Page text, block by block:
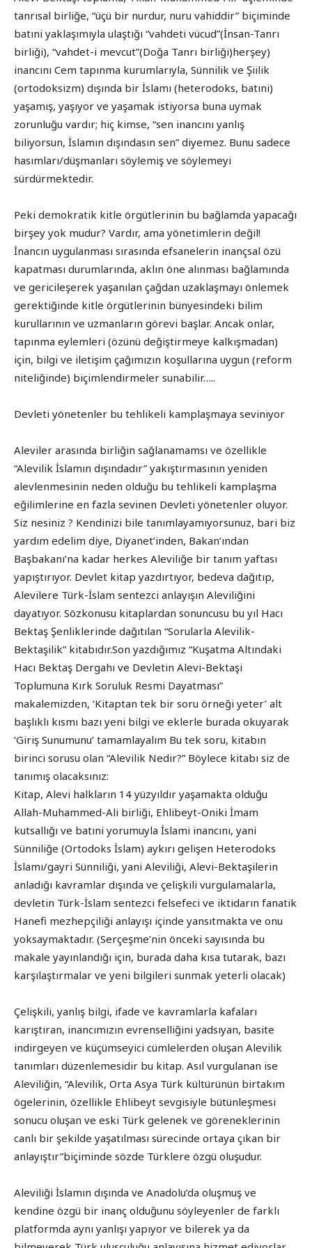
tanrısal birliğe, “üçü bir nurdur, nuru vahiddir” biçiminde
batıni yaklaşımıyla ulaştığı “vahdeti vücud”(İnsan-Tanrı
birliği), “vahdet-i mevcut”(Doğa Tanrı birliği)herşey)
inancını Cem tapınma kurumlarıyla, Sünnilik ve Şiilik
(ortodoksizm) dışında bir İslamı (heterodoks, batıni)
yaşamış, yaşıyor ve yaşamak istiyorsa buna uymak
zorunluğu vardır; hiç kimse, “sen inancını yanlış
biliyorsun, İslamın dışındasın sen” diyemez. Bunu sadece
hasımları/düşmanları söylemiş ve söylemeyi
sürdürmektedir.
Peki demokratik kitle örgütlerinin bu bağlamda yapacağı
birşey yok mudur? Vardır, ama yönetimlerin değil!
İnancın uygulanması sırasında efsanelerin inançsal özü
kapatması durumlarında, aklın öne alınması bağlamında
ve gericileşerek yaşanılan çağdan uzaklaşmayı önlemek
gerektiğinde kitle örgütlerinin bünyesindeki bilim
kurullarının ve uzmanların görevi başlar. Ancak onlar,
tapınma eylemleri (özünü değiştirmeye kalkışmadan)
için, bilgi ve iletişim çağımızın koşullarına uygun (reform
niteliğinde) biçimlendirmeler sunabilir…..
Devleti yönetenler bu tehlikeli kamplaşmaya seviniyor
Aleviler arasında birliğin sağlanamamsı ve özellikle
“Alevilik İslamın dışındadır” yakıştırmasının yeniden
alevlenmesinin neden olduğu bu tehlikeli kamplaşma
eğilimlerine en fazla sevinen Devleti yönetenler oluyor.
Siz nesiniz ? Kendinizi bile tanımlayamıyorsunuz, bari biz
yardım edelim diye, Diyanet’inden, Bakan’ından
Başbakanı’na kadar herkes Aleviliğe bir tanım yaftası
yapıştırıyor. Devlet kitap yazdırtıyor, bedeva dağıtıp,
Alevilere Türk-İslam sentezci anlayışın Aleviliğini
dayatıyor. Sözkonusu kitaplardan sonuncusu bu yıl Hacı
Bektaş Şenliklerinde dağıtılan “Sorularla Alevilik-
Bektaşilik” kitabıdır.Son yazdığımız “Kuşatma Altındaki
Hacı Bektaş Dergahı ve Devletin Alevi-Bektaşi
Toplumuna Kırk Soruluk Resmi Dayatması”
makalemizden, ‘Kitaptan tek bir soru örneği yeter’ alt
başlıklı kısmı bazı yeni bilgi ve eklerle burada okuyarak
‘Giriş Sunumunu’ tamamlayalım Bu tek soru, kitabın
birinci sorusu olan “Alevilik Nedir?” Böylece kitabı siz de
tanımış olacaksınız:
Kitap, Alevi halkların 14 yüzyıldır yaşamakta olduğu
Allah-Muhammed-Ali birliği, Ehlibeyt-Oniki İmam
kutsallığı ve batıni yorumuyla İslami inancını, yani
Sünniliğe (Ortodoks İslam) aykırı gelişen Heterodoks
İslamı/gayri Sünniliği, yani Aleviliği, Alevi-Bektaşilerin
anladığı kavramlar dışında ve çelişkili vurgulamalarla,
devletin Türk-İslam sentezci felsefeci ve iktidarın fanatik
Hanefi mezhepçiliği anlayışı içinde yansıtmakta ve onu
yoksaymaktadır. (Serçeşme’nin önceki sayısında bu
makale yayınlandığı için, burada daha kısa tutarak, bazı
karşılaştırmalar ve yeni bilgileri sunmak yeterli olacak)
Çelişkili, yanlış bilgi, ifade ve kavramlarla kafaları
karıştıran, inancımızın evrenselliğini yadsıyan, basite
indirgeyen ve küçümseyici cümlelerden oluşan Alevilik
tanımları düzenlemesidir bu kitap. Asıl vurgulanan ise
Aleviliğin, “Alevilik, Orta Asya Türk kültürünün birtakım
ögelerinin, özellikle Ehlibeyt sevgisiyle bütünleşmesi
sonucu oluşan ve eski Türk gelenek ve göreneklerinin
canlı bir şekilde yaşatılması sürecinde ortaya çıkan bir
anlayıştır”biçiminde sözde Türklere özgü oluşudur.
Aleviliği İslamın dışında ve Anadolu’da oluşmuş ve
kendine özgü bir inanç olduğunu söyleyenler de farklı
platformda aynı yanlışı yapıyor ve bilerek ya da